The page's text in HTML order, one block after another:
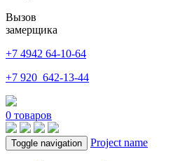
Вызов
замерщика
+7 4942 64-10-64
+7 920 642-13-44
0 товаров
Toggle navigation Project name